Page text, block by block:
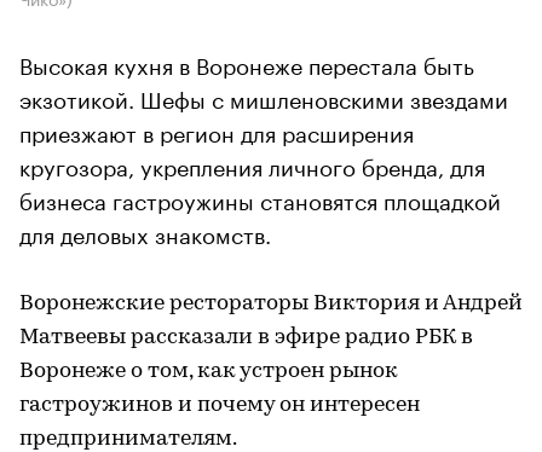
Высокая кухня в Воронеже перестала быть
экзотикой. Шефы с мишленовскими звездами
приезжают в регион для расширения
кругозора, укрепления личного бренда, для
бизнеса гастроужины становятся площадкой
для деловых знакомств.
Воронежские рестораторы Виктория и Андрей
Матвеевы рассказали в эфире радио РБК в
Воронеже о том, как устроен рынок
гастроужинов и почему он интересен
предпринимателям.